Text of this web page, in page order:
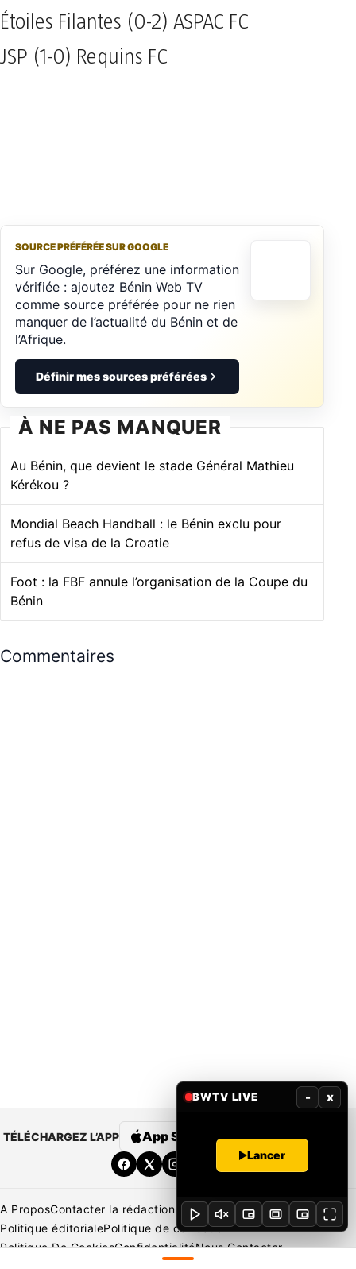
Étoiles Filantes (0-2) ASPAC FC
JSP (1-0) Requins FC
SOURCE PRÉFÉRÉE SUR GOOGLE
Sur Google, préférez une information
vérifiée : ajoutez Bénin Web TV
comme source préférée pour ne rien
manquer de l’actualité du Bénin et de
l’Afrique.
Définir mes sources préférées
À NE PAS MANQUER
Au Bénin, que devient le stade Général Mathieu
Kérékou ?
Mondial Beach Handball : le Bénin exclu pour
refus de visa de la Croatie
Foot : la FBF annule l’organisation de la Coupe du
Bénin
Commentaires
TÉLÉCHARGEZ L’APP App Store Google Play
A ProposContacter la rédactionRédaction Mentions légales
Politique éditorialePolitique de correction
Politique De CookiesConfidentialitéNous Contacter
BWTV LIVE - x
Lancer